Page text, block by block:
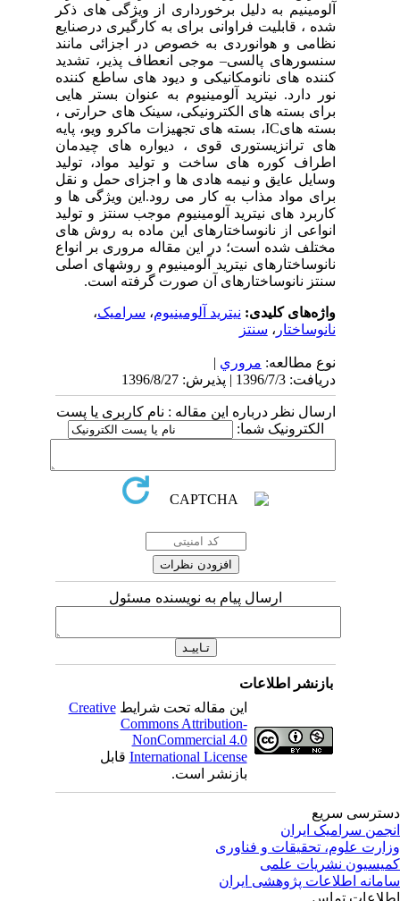
آلومینیم به دلیل برخورداری از ویژگی های ذکر
شده ، قابلیت فراوانی برای به کارگیری درصنایع
نظامی و هوانوردی به خصوص در اجزائی مانند
سنسورهای پالسی– موجی انعطاف پذیر، تشدید
کننده های نانومکانیکی و دیود های ساطع کننده
نور دارد. نیترید آلومینیوم به عنوان بستر هایی
برای بسته های الکترونیکی، سینک های حرارتی ،
بسته هایIC، بسته های تجهیزات ماکرو ویو، پایه
های ترانزیستوری قوی ، دیواره های چیدمان
اطراف کوره های ساخت و تولید مواد، تولید
وسایل عایق و نیمه هادی ها و اجزای حمل و نقل
برای مواد مذاب به کار می رود.این ویژگی ها و
کاربرد های نیترید آلومینیوم موجب سنتز و تولید
انواعی از نانوساختارهای این ماده به روش های
مختلف شده است؛ در این مقاله مروری بر انواع
نانوساختارهای نیترید آلومینیوم و روشهای اصلی
سنتز نانوساختارهای آن صورت گرفته است.
واژه‌های کلیدی:نیترید آلومینیوم،سرامیک،
نانوساختار، سنتز
نوع مطالعه:مروري|
دریافت: 1396/7/3 | پذیرش: 1396/8/27
ارسال نظر درباره این مقاله : نام کاربری یا پست
الکترونیک شما:
ارسال پیام به نویسنده مسئول
بازنشر اطلاعات
این مقاله تحت شرایطCreative
Commons Attribution-
NonCommercial 4.0
International Licenseقابل
بازنشر است.
سریع
سرامیک ایران
علوم، تحقیقات و فناوری
نشریات علمی
اطلاعات پژوهشی ایران
تماس